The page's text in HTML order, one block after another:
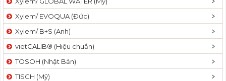
Xylem/ EVOQUA (Đức)
Xylem/ B+S (Anh)
vietCALIB® (Hiệu chuẩn)
TOSOH (Nhật Bản)
TISCH (Mỹ)